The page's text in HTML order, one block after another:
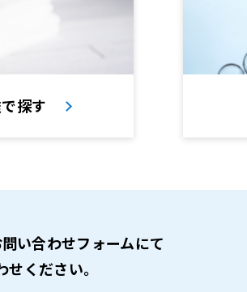
探す
い合わせフォームにて
ください。